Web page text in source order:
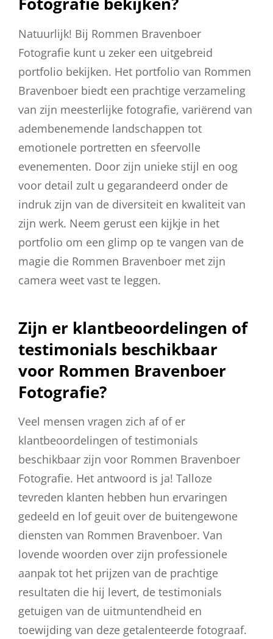
Natuurlijk! Bij Rommen Bravenboer
Fotografie kunt u zeker een uitgebreid
portfolio bekijken. Het portfolio van Rommen
Bravenboer biedt een prachtige verzameling
van zijn meesterlijke fotografie, variërend van
adembenemende landschappen tot
emotionele portretten en sfeervolle
evenementen. Door zijn unieke stijl en oog
voor detail zult u gegarandeerd onder de
indruk zijn van de diversiteit en kwaliteit van
zijn werk. Neem gerust een kijkje in het
portfolio om een glimp op te vangen van de
magie die Rommen Bravenboer met zijn
camera weet vast te leggen.
Zijn er klantbeoordelingen of
testimonials beschikbaar
voor Rommen Bravenboer
Fotografie?
Veel mensen vragen zich af of er
klantbeoordelingen of testimonials
beschikbaar zijn voor Rommen Bravenboer
Fotografie. Het antwoord is ja! Talloze
tevreden klanten hebben hun ervaringen
gedeeld en lof geuit over de buitengewone
diensten van Rommen Bravenboer. Van
lovende woorden over zijn professionele
aanpak tot het prijzen van de prachtige
resultaten die hij levert, de testimonials
getuigen van de uitmuntendheid en
toewijding van deze getalenteerde fotograaf.